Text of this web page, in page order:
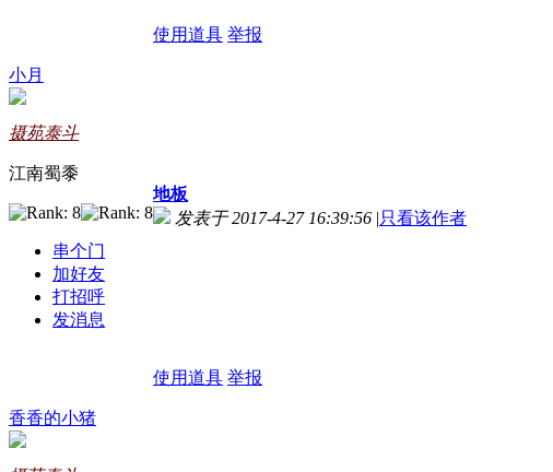
使用道具 举报
小月
摄苑泰斗
江南蜀黍
串个门
加好友
打招呼
发消息
地板
发表于 2017-4-27 16:39:56 |只看该作者
使用道具 举报
香香的小猪